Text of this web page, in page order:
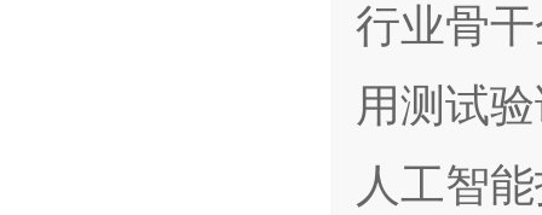
行业骨
用测试
人工智